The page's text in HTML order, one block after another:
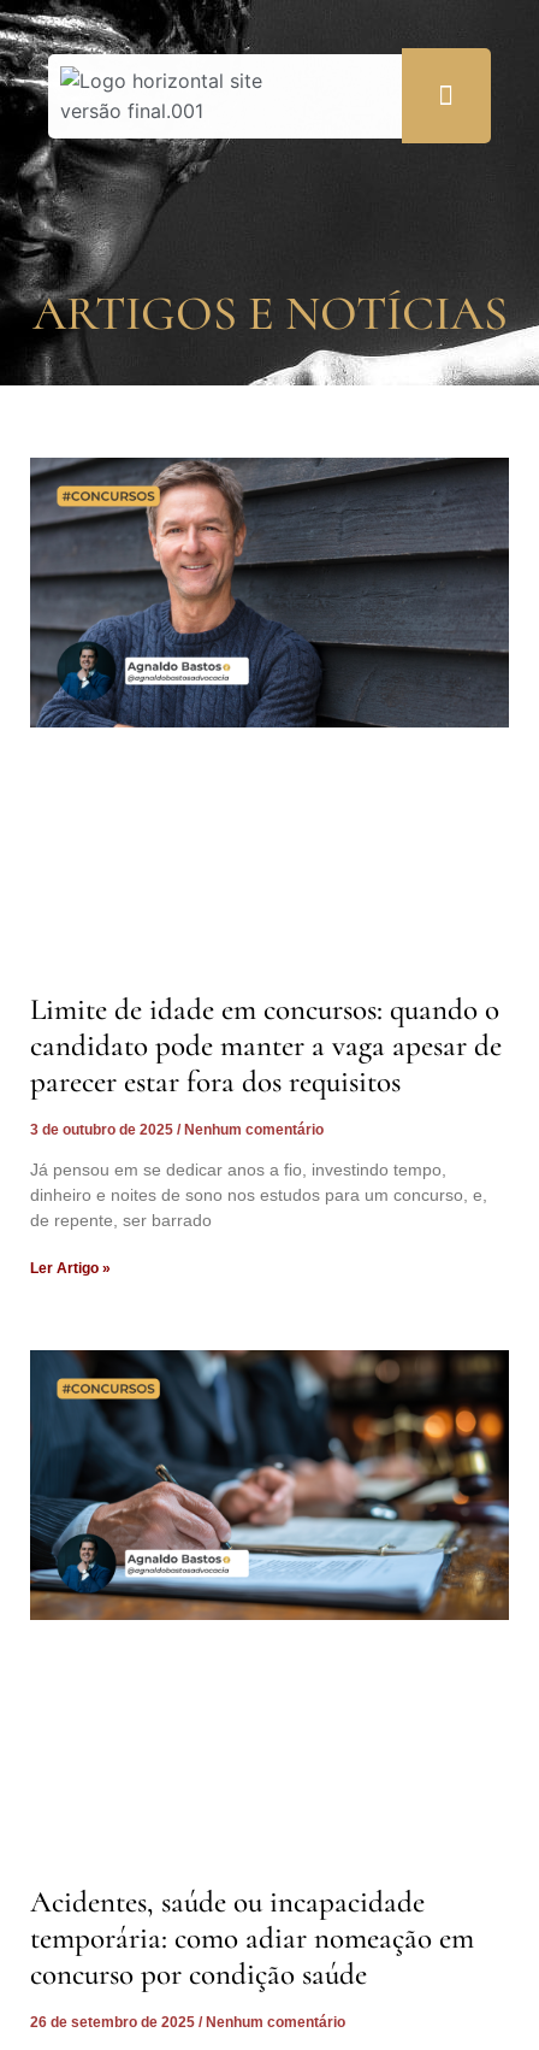
ARTIGOS E NOTÍCIAS
Limite de idade em concursos: quando o
candidato pode manter a vaga apesar de
parecer estar fora dos requisitos
3 de outubro de 2025 Nenhum comentário
Já pensou em se dedicar anos a fio, investindo tempo,
dinheiro e noites de sono nos estudos para um concurso, e,
de repente, ser barrado
Ler Artigo »
Acidentes, saúde ou incapacidade
temporária: como adiar nomeação em
concurso por condição saúde
26 de setembro de 2025 Nenhum comentário